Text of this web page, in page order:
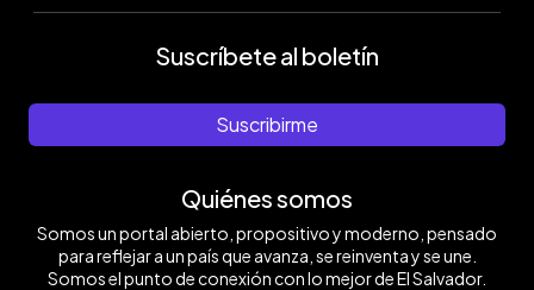
Suscríbete al boletín
Suscribirme
Quiénes somos
Somos un portal abierto, propositivo y moderno, pensado
para reflejar a un país que avanza, se reinventa y se une.
Somos el punto de conexión con lo mejor de El Salvador.